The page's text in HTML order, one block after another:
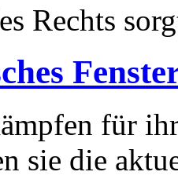
Rechts
für
sie die